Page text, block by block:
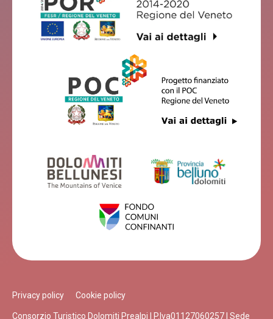
Privacy policy Cookie policy
Consorzio Turistico Dolomiti Prealpi | P.Iva01127060257 | Sede